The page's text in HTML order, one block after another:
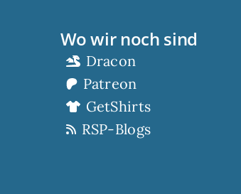
Wo wir noch sind
Dracon
Patreon
GetShirts
RSP-Blogs